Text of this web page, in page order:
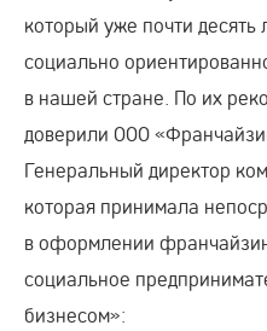
который уже почти десять
социально
в нашей стране. По их
доверили ООО
Генеральный директор
которая принимала
в оформлении
социальное
бизнесом»: